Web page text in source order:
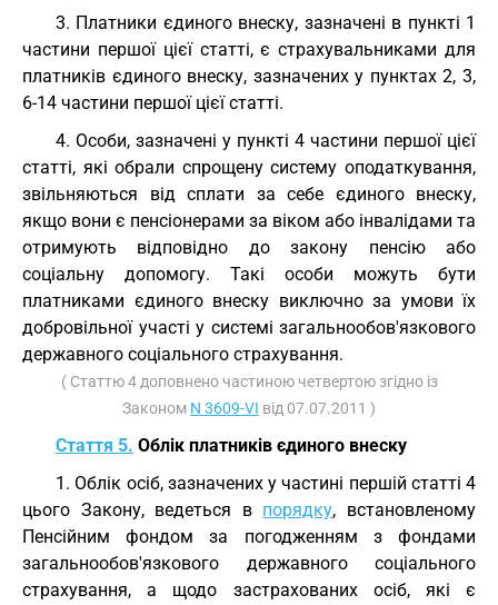
3. Платники єдиного внеску, зазначені в пункті 1
частини першої цієї статті, є страхувальниками для
платників єдиного внеску, зазначених у пунктах 2, 3,
6-14 частини першої цієї статті.
4. Особи, зазначені у пункті 4 частини першої цієї
статті, які обрали спрощену систему оподаткування,
звільняються від сплати за себе єдиного внеску,
якщо вони є пенсіонерами за віком або інвалідами та
отримують відповідно до закону пенсію або
соціальну допомогу. Такі особи можуть бути
платниками єдиного внеску виключно за умови їх
добровільної участі у системі загальнообов'язкового
державного соціального страхування.
( Статтю 4 доповнено частиною четвертою згідно із
Законом N 3609-VI від 07.07.2011 )
Стаття 5. Облік платників єдиного внеску
1. Облік осіб, зазначених у частині першій статті 4
цього Закону, ведеться в порядку, встановленому
Пенсійним фондом за погодженням з фондами
загальнообов'язкового державного соціального
страхування, а щодо застрахованих осіб, які є